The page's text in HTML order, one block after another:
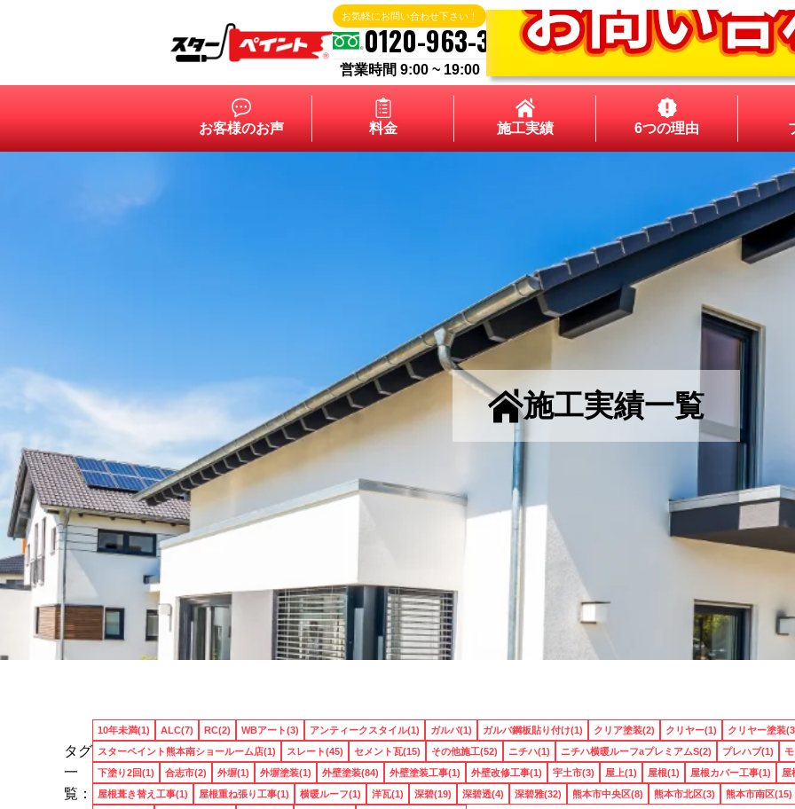
お気軽にお問い合わせ下さい！
0120-963-324
営業時間 9:00 ~ 19:00
お客様のお声 料金 施工実績 6つの理由
施工実績一覧
タグ
一
覧：
10年未満(1) ALC(7) RC(2) WBアート(3) アンティークスタイル(1) ガルバ(1) ガルバ鋼板貼り付け(1) クリア塗装(2) クリヤー(1)
クリヤー塗装
スターペイント熊本南ショールーム店(1)
スレート(45) セメント瓦(15) その他施工(52) ニチハ(1) ニチハ横暖ルーフaプレミアムS(2) プレハブ(1)
下塗り2回(1)
合志市(2) 外塀(1) 外塀塗装(1) 外壁塗装(84) 外壁塗装工事(1) 外壁改修工事(1) 宇土市(3) 屋上(1) 屋根(1) 屋根カバー工事(1)
屋
屋根葺き替え工事(1)
屋根重ね張り工事(1) 横暖ルーフ(1) 洋瓦(1) 深碧(19) 深碧透(4) 深碧雅(32) 熊本市中央区(8) 熊本市北区(3)
熊本市南区(15)